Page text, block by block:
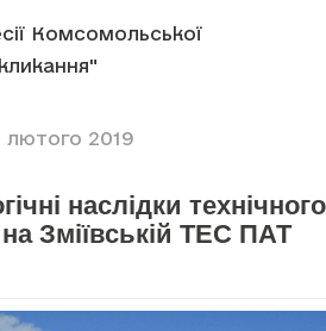
Комсомольської
лютого 2019
наслідки технічного
Зміївській ТЕС ПАТ